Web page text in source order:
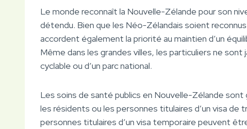
Le monde reconnaît la Nouvelle-Zélande pour son
détendu. Bien que les Néo-Zélandais soient
accordent également la priorité au maintien d’un
Même dans les grandes villes, les particuliers ne sont
cyclable ou d’un parc national.
Les soins de santé publics en Nouvelle-Zélande
les résidents ou les personnes titulaires d’un visa de
personnes titulaires d’un visa temporaire peuvent